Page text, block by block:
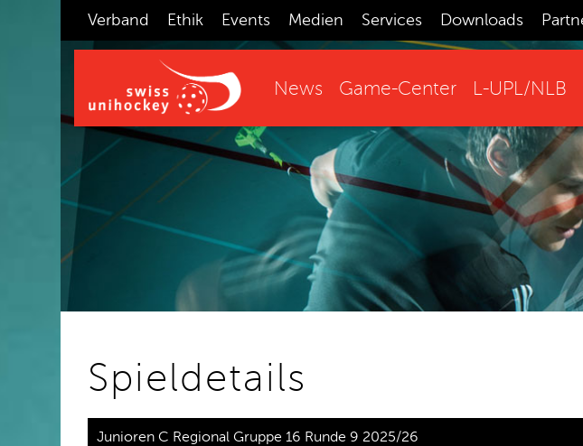
Verband Ethik Events Medien Services Downloads
News Game-Center L-UPL/NLB
Spieldetails
Junioren C Regional Gruppe 16 Runde 9 2025/26